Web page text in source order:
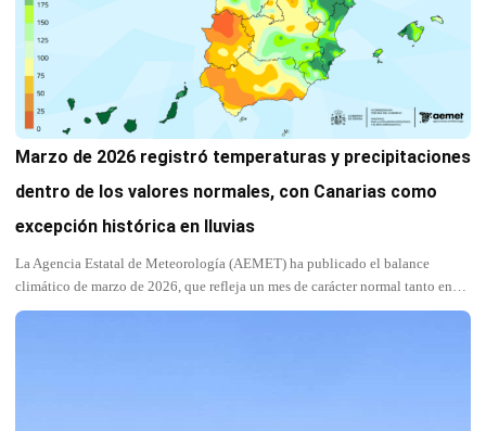
Marzo de 2026 registró temperaturas y precipitaciones
dentro de los valores normales, con Canarias como
excepción histórica en lluvias
La Agencia Estatal de Meteorología (AEMET) ha publicado el balance
climático de marzo de 2026, que refleja un mes de carácter normal tanto en…